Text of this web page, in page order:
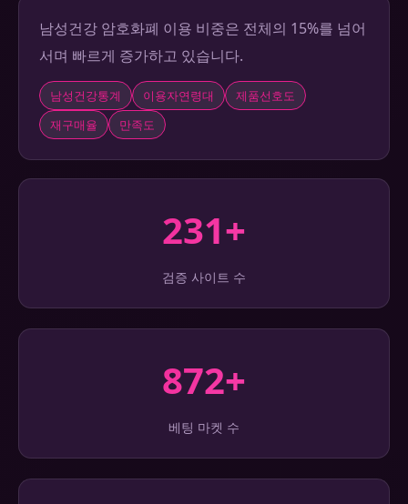
남성건강 암호화폐 이용 비중은 전체의 15%를 넘어
서며 빠르게 증가하고 있습니다.
남성건강통계 이용자연령대
제품선호도
재구매율
만족도
231+
검증 사이트 수
872+
베팅 마켓 수